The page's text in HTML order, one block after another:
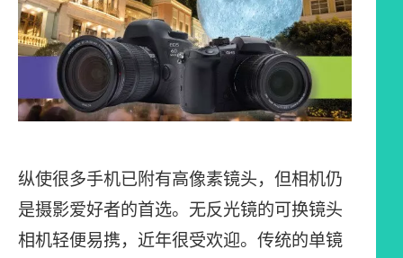
纵使很多手机已附有高像素镜头，但相机仍
是摄影爱好者的首选。无反光镜的可换镜头
相机轻便易携，近年很受欢迎。传统的单镜